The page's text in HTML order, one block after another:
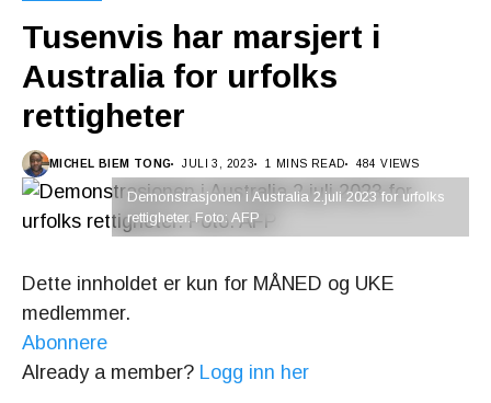
Tusenvis har marsjert i
Australia for urfolks
rettigheter
MICHEL BIEM TONG JULI 3, 2023 1 MINS READ 484 VIEWS
Demonstrasjonen i Australia 2.juli 2023 for urfolks
rettigheter. Foto: AFP
Dette innholdet er kun for MÅNED og UKE
medlemmer.
Abonnere
Already a member? Logg inn her